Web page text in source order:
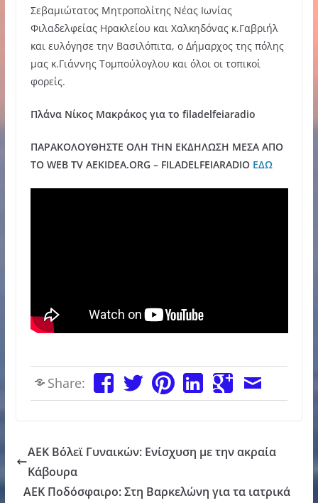
Σεβαμιώτατος Μητροπολίτης Νέας Ιωνίας
Φιλαδελφείας Ηρακλείου και Χαλκηδόνας κ.Γαβριήλ
και ευλόγησε την Βασιλόπιτα, ο Δήμαρχος της πόλης
μας κ.Γιάννης Τομπούλογλου και όλοι οι τοπικοί
φορείς.
Πλάνα Νίκος Μακράκος για το filadelfeiaradio
ΠΑΡΑΚΟΛΟΥΘΗΣΤΕ ΟΛΗ ΤΗΝ ΕΚΔΗΛΩΣΗ ΜΕΣΑ ΑΠΟ
ΤΟ WEB TV AEKIDEA.ORG – FILADELFEIARADIO ΕΔΩ
Share:
ΑΕΚ Βόλεϊ Γυναικών: Ενίσχυση με την ακραία
Κάβουρα
AEK Ποδόσφαιρο: Στη Βαρκελώνη για τα ιατρικά